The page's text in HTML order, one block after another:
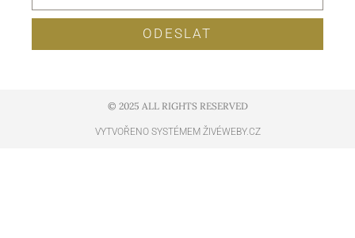
ODESLAT
© 2025 ALL RIGHTS RESERVED​
VYTVOŘENO SYSTÉMEM ŽIVÉWEBY.CZ